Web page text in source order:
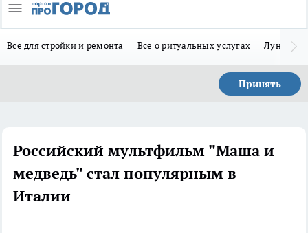
Все для стройки и ремонта Все о ритуальных услугах Лунно-
Принять
Российский мультфильм "Маша и
медведь" стал популярным в
Италии